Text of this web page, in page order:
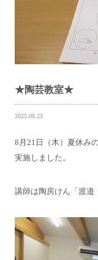
★陶芸教室★
2025.08.23
8月21日（木）夏休み
実施しました。
講師は陶房けん「渡邉